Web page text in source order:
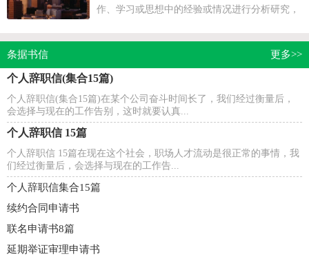
作、学习或思想中的经验或情况进行分析研究，
习、工作中...
条据书信 更多>>
个人辞职信(集合15篇)
个人辞职信(集合15篇)在某个公司奋斗时间长了，我们经过衡量后，
会选择与现在的工作告别，这时就要认真...
个人辞职信 15篇
个人辞职信 15篇在现在这个社会，职场人才流动是很正常的事情，我
们经过衡量后，会选择与现在的工作告...
个人辞职信集合15篇
续约合同申请书
联名申请书8篇
延期举证审理申请书